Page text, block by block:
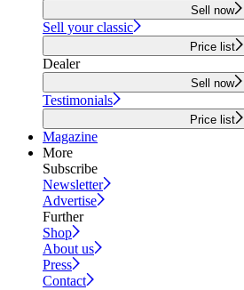
Sell now
Sell your classic
Price list
Dealer
Sell now
Testimonials
Price list
Magazine
More
Subscribe
Newsletter
Advertise
Further
Shop
About us
Press
Contact